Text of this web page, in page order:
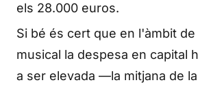
els 28.000 euros.
Si bé és cert que en l'àmbit
musical la despesa en capital
a ser elevada —la mitjana de